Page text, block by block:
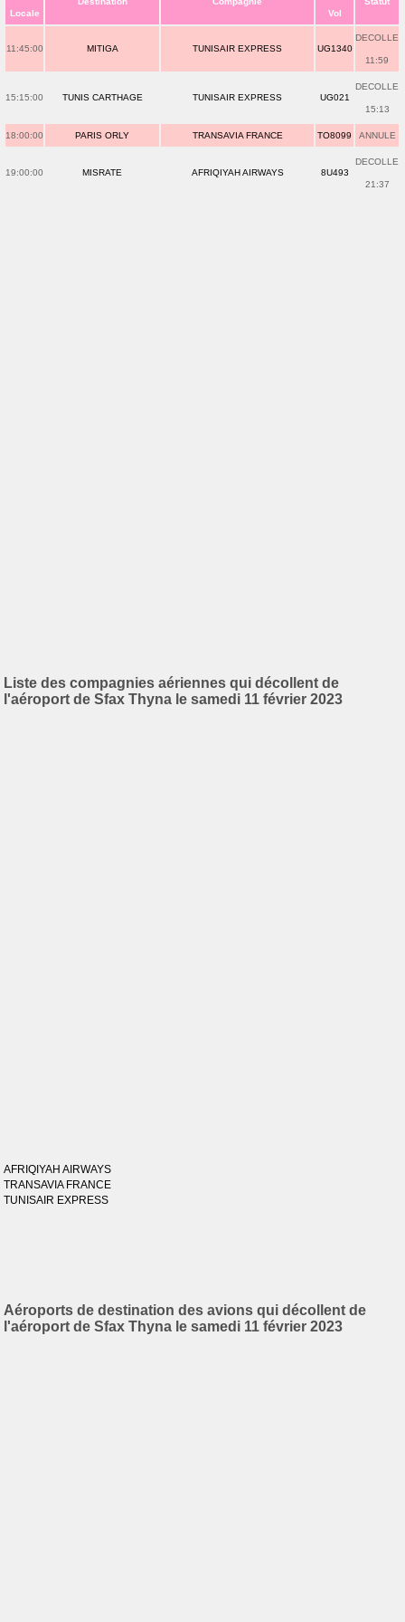
Locale Vol
11:45:00 MITIGA TUNISAIR EXPRESS UG1340
DECOLLE
11:59
15:15:00 TUNIS CARTHAGE TUNISAIR EXPRESS UG021
DECOLLE
15:13
18:00:00 PARIS ORLY TRANSAVIA FRANCE TO8099 ANNULE
19:00:00 MISRATE AFRIQIYAH AIRWAYS 8U493
DECOLLE
21:37
Liste des compagnies aériennes qui décollent de
l'aéroport de Sfax Thyna le samedi 11 février 2023
AFRIQIYAH AIRWAYS
TRANSAVIA FRANCE
TUNISAIR EXPRESS
Aéroports de destination des avions qui décollent de
l'aéroport de Sfax Thyna le samedi 11 février 2023